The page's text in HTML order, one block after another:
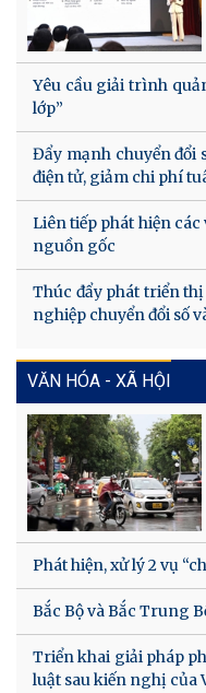
Yêu cầu giải trình
lớp”
Đẩy mạnh chuyển đổi
điện tử, giảm chi phí
Liên tiếp phát hiện
nguồn gốc
Thúc đẩy phát triển
nghiệp chuyển đổi số
VĂN HÓA - XÃ HỘI
Phát hiện, xử lý 2 vụ
Bắc Bộ và Bắc Trung
Triển khai giải pháp
luật sau kiến nghị của